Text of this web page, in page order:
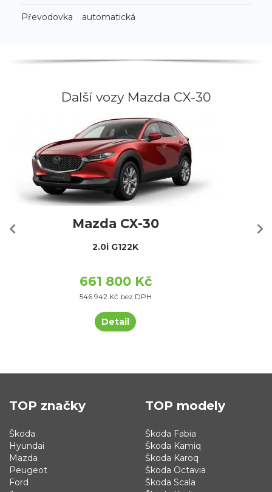
Převodovka automatická
Další vozy Mazda CX-30
Mazda CX-30
2.0i G122K
661 800 Kč
546 942 Kč bez DPH
Detail
TOP značky
Škoda
Hyundai
Mazda
Peugeot
Ford
TOP modely
Škoda Fabia
Škoda Kamiq
Škoda Karoq
Škoda Octavia
Škoda Scala